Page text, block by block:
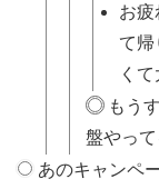
お疲
て帰
く
もう
盤やっ
あのキャンペ